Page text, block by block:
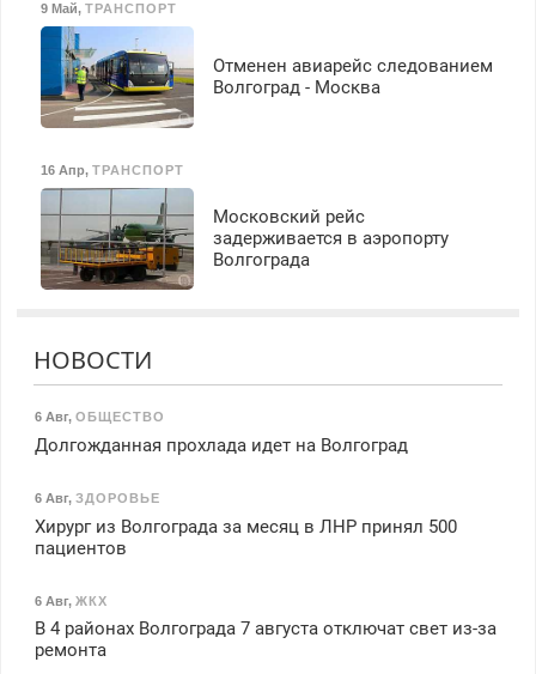
9 Май, ТРАНСПОРТ
Отменен авиарейс следованием
Волгоград - Москва
16 Апр, ТРАНСПОРТ
Московский рейс
задерживается в аэропорту
Волгограда
НОВОСТИ
6 Авг, ОБЩЕСТВО
Долгожданная прохлада идет на Волгоград
6 Авг, ЗДОРОВЬЕ
Хирург из Волгограда за месяц в ЛНР принял 500
пациентов
6 Авг, ЖКХ
В 4 районах Волгограда 7 августа отключат свет из-за
ремонта